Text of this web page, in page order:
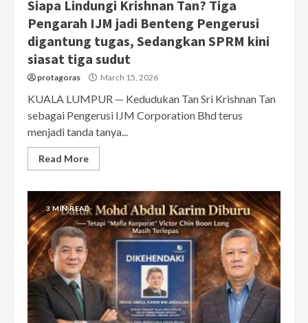
Siapa Lindungi Krishnan Tan? Tiga
Pengarah IJM jadi Benteng Pengerusi
digantung tugas, Sedangkan SPRM kini
siasat tiga sudut
protagoras March 15, 2026
KUALA LUMPUR — Kedudukan Tan Sri Krishnan Tan
sebagai Pengerusi IJM Corporation Bhd terus
menjadi tanda tanya...
Read More
3 MIN READ